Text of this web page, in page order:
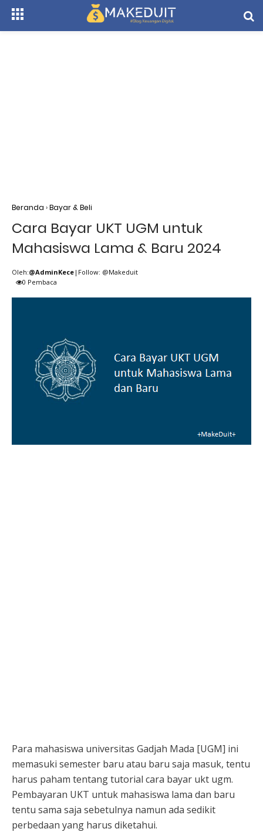
Beranda ›Bayar & Beli
Cara Bayar UKT UGM untuk
Mahasiswa Lama & Baru 2024
Oleh:@AdminKece |Follow: @Makeduit
0 Pembaca
Para mahasiswa universitas Gadjah Mada [UGM] ini
memasuki semester baru atau baru saja masuk, tentu
harus paham tentang tutorial cara bayar ukt ugm.
Pembayaran UKT untuk mahasiswa lama dan baru
tentu sama saja sebetulnya namun ada sedikit
perbedaan yang harus diketahui.